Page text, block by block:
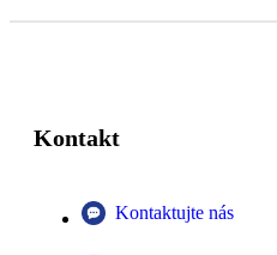
Kontakt
Kontaktujte nás